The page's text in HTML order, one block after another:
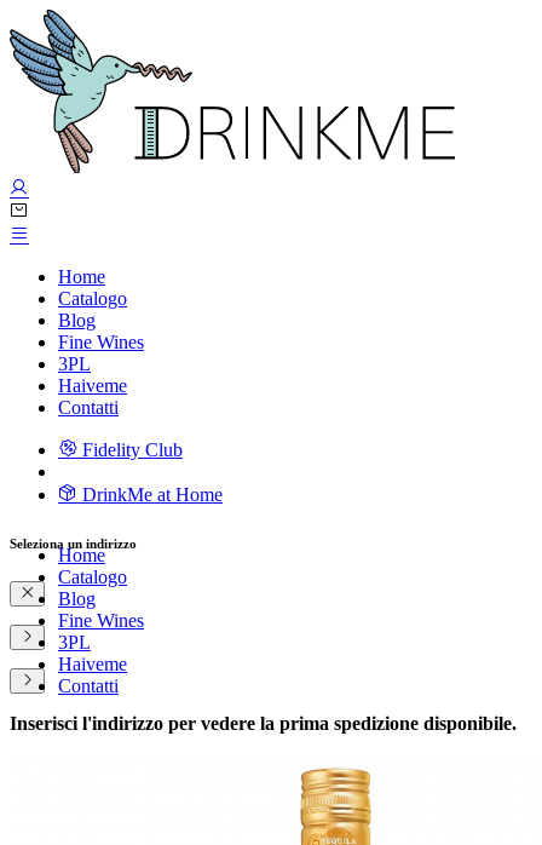
Home
Catalogo
Blog
Fine Wines
3PL
Haiveme
Contatti
Fidelity Club
DrinkMe at Home
Home
Catalogo
Blog
Fine Wines
3PL
Haiveme
Contatti
Seleziona un indirizzo
Inserisci l'indirizzo per vedere la prima spedizione disponibile.